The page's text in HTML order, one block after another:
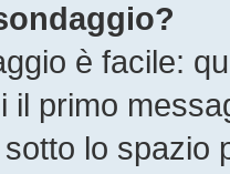
è facile:
il primo
lo spazio